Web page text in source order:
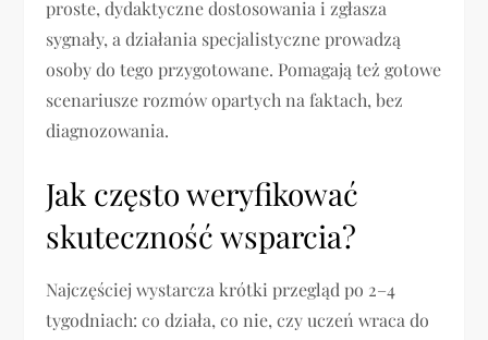
proste, dydaktyczne dostosowania i zgłasza
sygnały, a działania specjalistyczne prowadzą
osoby do tego przygotowane. Pomagają też gotowe
scenariusze rozmów opartych na faktach, bez
diagnozowania.
Jak często weryfikować
skuteczność wsparcia?
Najczęściej wystarcza krótki przegląd po 2–4
tygodniach: co działa, co nie, czy uczeń wraca do